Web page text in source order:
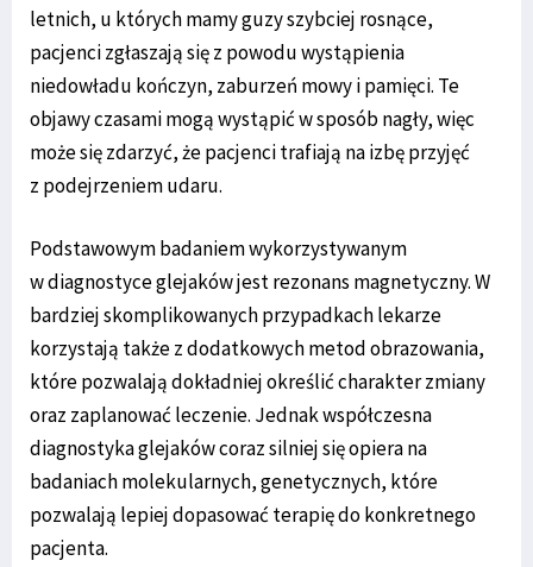
letnich, u których mamy guzy szybciej rosnące,
pacjenci zgłaszają się z powodu wystąpienia
niedowładu kończyn, zaburzeń mowy i pamięci. Te
objawy czasami mogą wystąpić w sposób nagły, więc
może się zdarzyć, że pacjenci trafiają na izbę przyjęć
z podejrzeniem udaru.
Podstawowym badaniem wykorzystywanym
w diagnostyce glejaków jest rezonans magnetyczny. W
bardziej skomplikowanych przypadkach lekarze
korzystają także z dodatkowych metod obrazowania,
które pozwalają dokładniej określić charakter zmiany
oraz zaplanować leczenie. Jednak współczesna
diagnostyka glejaków coraz silniej się opiera na
badaniach molekularnych, genetycznych, które
pozwalają lepiej dopasować terapię do konkretnego
pacjenta.